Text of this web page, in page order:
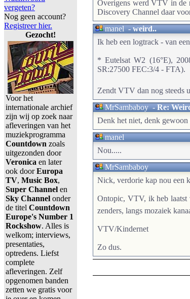
vergeten?
Nog geen account?
Registreer hier.
Gezocht!
Voor het
internationale archief
zijn wij op zoek naar
afleveringen van het
muziekprogramma
Countdown zoals
uitgezonden door
Veronica en later
ook doorEuropa
TV, Music Box,
Super Channel en
Sky Channel onder
de titel Countdown
Europe's Number 1
Rockshow. Alles is
welkom; interviews,
presentaties,
optredens. Liefst
complete
afleveringen. Zelf
opgenomen banden
zetten we gratis voor
Overigens werd VTV in de
Discovery Channel daar
manel-weird..
Ik heb een logtrack - van
* Eutelsat W2 (16°E),
SR:27500 FEC:3/4 - FTA).
Zendt VTV dan nog steeds
MrSambaboy-Re:
Denk het niet, denk gewoon
manel
Nou.....
MrSambaboy
Nick, verdorie kap nou een
Ontopic, VTV, ik heb laatst
zenders, langs mozaiek
VTV/Kindernet
Zo dus.